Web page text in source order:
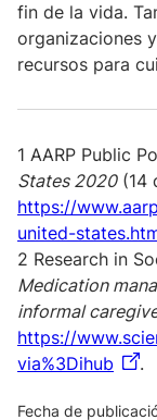
fin de la vida.
organizaciones
recursos para
1 AARP Public
States 2020(14
https://
united-
​​​​​​​2 Research in
Medication
informal
https://
via%3Dihub
.
Fecha de